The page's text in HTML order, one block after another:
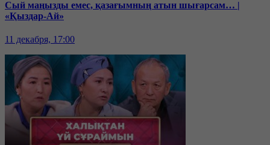
Сый маңызды емес, қазағымның атын шығарсам… |
«Қыздар-Ай»
11 декабря, 17:00